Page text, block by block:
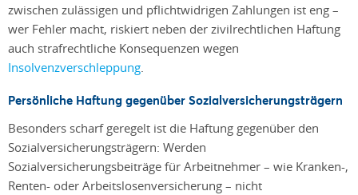
zwischen zulässigen und pflichtwidrigen Zahlungen ist eng –
wer Fehler macht, riskiert neben der zivilrechtlichen Haftung
auch strafrechtliche Konsequenzen wegen
Insolvenzverschleppung
Persönliche Haftung gegenüber Sozialversicherungsträgern
Besonders scharf geregelt ist die Haftung gegenüber den
Sozialversicherungsträgern: Werden
Sozialversicherungsbeiträge für Arbeitnehmer – wie Kranken-,
Renten- oder Arbeitslosenversicherung – nicht